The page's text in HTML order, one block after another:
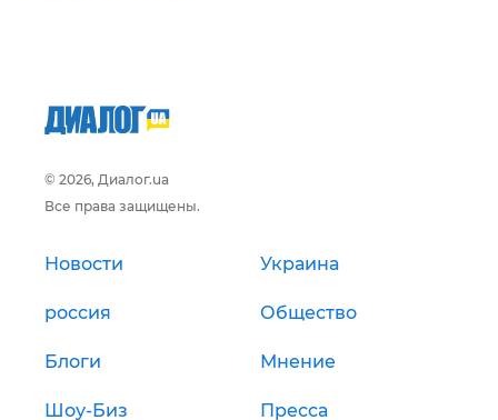
© 2026, Диалог.ua
Все права защищены.
Новости Украина
россия Общество
Блоги Мнение
Шоу-Биз Пресса